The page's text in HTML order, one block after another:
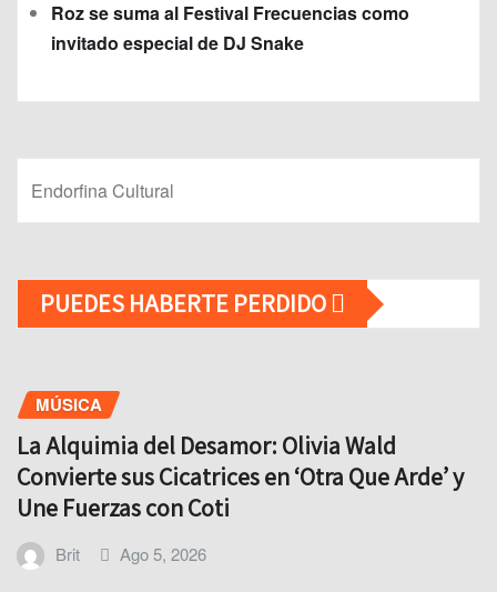
Roz se suma al Festival Frecuencias como
invitado especial de DJ Snake
Endorfina Cultural
PUEDES HABERTE PERDIDO
MÚSICA
La Alquimia del Desamor: Olivia Wald
Convierte sus Cicatrices en ‘Otra Que Arde’ y
Une Fuerzas con Coti
Brit Ago 5, 2026